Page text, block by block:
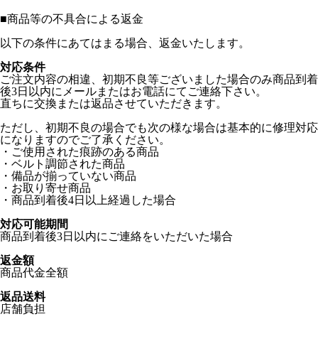
■商品等の不具合による返金
以下の条件にあてはまる場合、返金いたします。
対応条件
ご注文内容の相違、初期不良等ございました場合のみ商品到着
後3日以内にメールまたはお電話にてご連絡下さい。
直ちに交換または返品させていただきます。
ただし、初期不良の場合でも次の様な場合は基本的に修理対応
になりますのでご了承ください。
・ご使用された痕跡のある商品
・ベルト調節された商品
・備品が揃っていない商品
・お取り寄せ商品
・商品到着後4日以上経過した場合
対応可能期間
商品到着後3日以内にご連絡をいただいた場合
返金額
商品代金全額
返品送料
店舗負担